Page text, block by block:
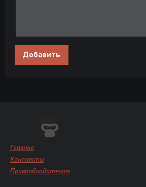
Добавить
Главная
Контакты
Правообладателям